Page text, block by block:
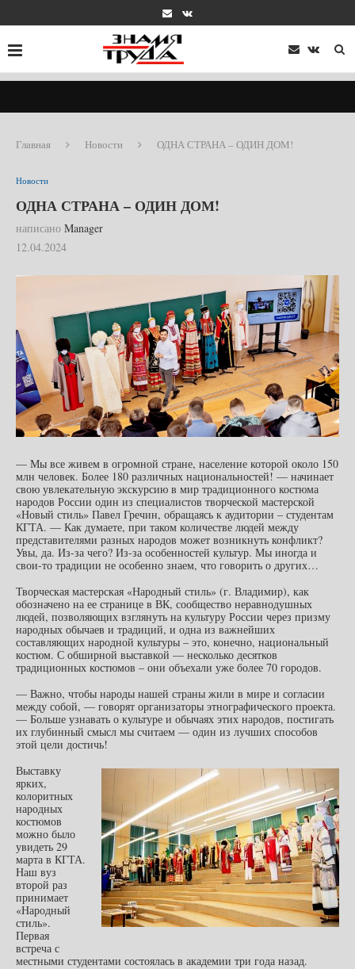
Главная Новости ОДНА СТРАНА – ОДИН ДОМ!
Новости
ОДНА СТРАНА – ОДИН ДОМ!
написано Manager
12.04.2024
— Мы все живем в огромной стране, население которой около 150
млн человек. Более 180 различных национальностей! — начинает
свою увлекательную экскурсию в мир традиционного костюма
народов России один из специалистов творческой мастерской
«Новый стиль» Павел Гречин, обращаясь к аудитории – студентам
КГТА. — Как думаете, при таком количестве людей между
представителями разных народов может возникнуть конфликт?
Увы, да. Из-за чего? Из-за особенностей культур. Мы иногда и
свои-то традиции не особенно знаем, что говорить о других…
Творческая мастерская «Народный стиль» (г. Владимир), как
обозначено на ее странице в ВК, сообщество неравнодушных
людей, позволяющих взглянуть на культуру России через призму
народных обычаев и традиций, и одна из важнейших
составляющих народной культуры – это, конечно, национальный
костюм. С обширной выставкой — несколько десятков
традиционных костюмов – они объехали уже более 70 городов.
— Важно, чтобы народы нашей страны жили в мире и согласии
между собой, — говорят организаторы этнографического проекта.
— Больше узнавать о культуре и обычаях этих народов, постигать
их глубинный смысл мы считаем — один из лучших способов
этой цели достичь!
Выставку
ярких,
колоритных
народных
костюмов
можно было
увидеть 29
марта в КГТА.
Наш вуз
второй раз
принимает
«Народный
стиль».
Первая
встреча с
местными студентами состоялась в академии три года назад.